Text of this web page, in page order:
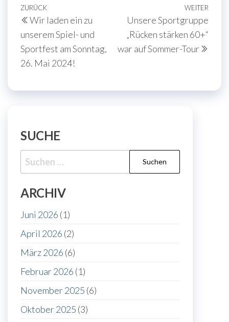
Beitragsnavigation
Vorheriger
Beitrag
ZURÜCK
Wir laden ein zu
unserem Spiel- und
Sportfest am Sonntag,
26. Mai 2024!
WEITER
Unsere Sportgruppe
„Rücken stärken 60+“
war auf Sommer-Tour
SUCHE
Suche
nach:
ARCHIV
Juni 2026 (1)
April 2026 (2)
März 2026 (6)
Februar 2026 (1)
November 2025 (6)
Oktober 2025 (3)